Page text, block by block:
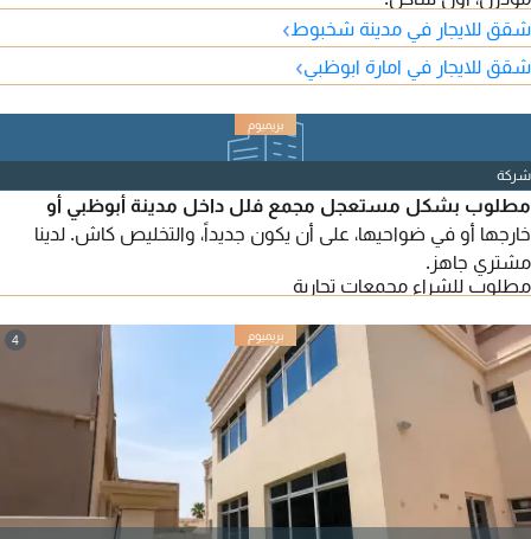
شقق للايجار في مدينة شخبوط›
شقق للايجار في امارة ابوظبي›
شركة
مطلوب بشكل مستعجل مجمع فلل داخل مدينة أبوظبي أو
خارجها أو في ضواحيها، على أن يكون جديداً، والتخليص كاش. لدينا
مشتري جاهز.
مطلوب للشراء مجمعات تجارية
4